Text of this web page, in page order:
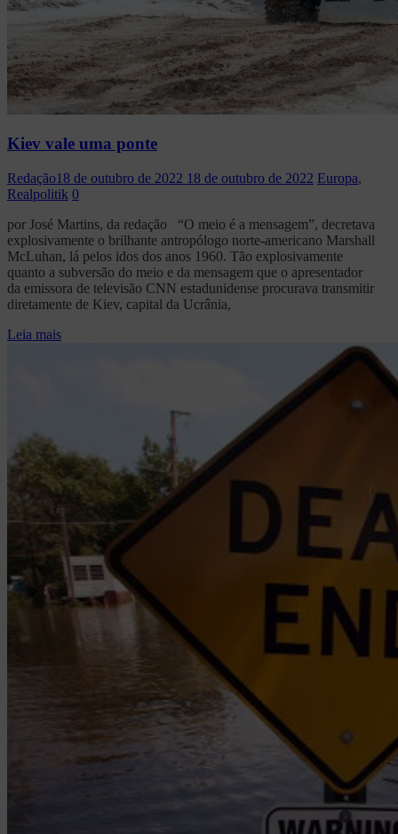
Kiev vale uma ponte
Redação18 de outubro de 2022 18 de outubro de 2022 Europa,
Realpolitik 0
por José Martins, da redação “O meio é a mensagem”, decretava
explosivamente o brilhante antropólogo norte-americano Marshall
McLuhan, lá pelos idos dos anos 1960. Tão explosivamente
quanto a subversão do meio e da mensagem que o apresentador
da emissora de televisão CNN estadunidense procurava transmitir
diretamente de Kiev, capital da Ucrânia,
Leia mais